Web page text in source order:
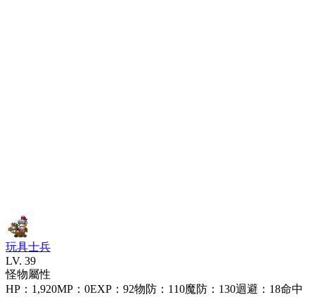
玩具士兵
LV. 39
怪物屬性
HP ： 1,920MP ： 0EXP ： 92物防 ： 110魔防 ： 130迴避 ： 18命中